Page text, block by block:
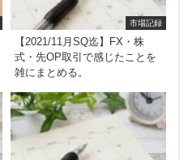
市場記録
【2021/11月SQ迄】FX・株
式・先OP取引で感じたことを
雑にまとめる。